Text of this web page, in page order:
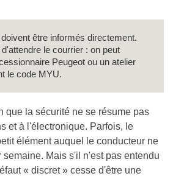
être informés directement.
d'attendre le courrier : on peut
Peugeot ou un atelier
le code MYU.
que la sécurité ne se résume pas
et à l'électronique. Parfois, le
élément auquel le conducteur ne
semaine. Mais s'il n'est pas entendu
« discret » cesse d'être une